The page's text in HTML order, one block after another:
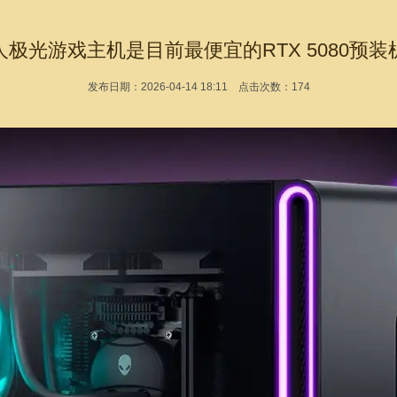
极光游戏主机是目前最便宜的RTX 5080预装
发布日期：2026-04-14 18:11 点击次数：174